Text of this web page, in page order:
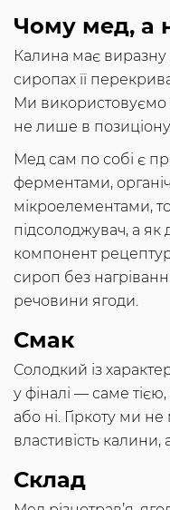
Чому мед, а
Калина має виразну
сиропах її
Ми використовуємо
не лише в
Мед сам по собі є
ферментами,
мікроелементами,
підсолоджувач, а
компонент
сироп без
речовини ягоди.
Смак
Солодкий із
у фіналі — саме
або ні. Гіркоту ми
властивість калини,
Склад